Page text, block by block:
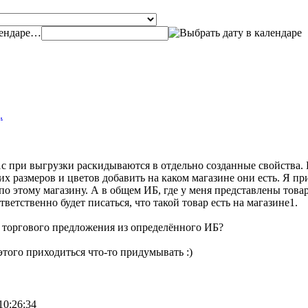
…
при выгрузки раскидываются в отдельно созданные
и цветов добавить на каком магазине они есть. Я
этому магазину. А в общем ИБ, где у меня представлены
будет писаться, что такой товар есть на магазине1.
предложения из определённого ИБ?
приходиться что-то придумывать :)